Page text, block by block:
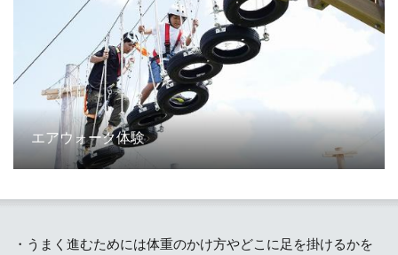
エアウォーク体験
・うまく進むためには体重のかけ方やどこに足を掛けるかを